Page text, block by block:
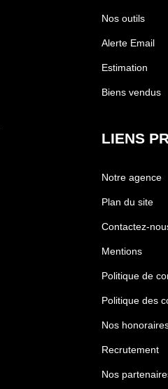
Nos outils
Alerte Email
Estimation
Biens vendus
LIENS
Notre agence
Plan du site
Contactez-
Mentions
Politique de
Politique des
Nos
Recrutement
Nos